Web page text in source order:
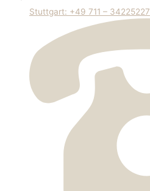
Stuttgart: +49 711 – 34225227